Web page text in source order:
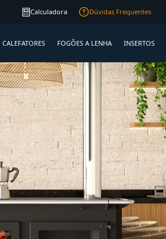
Calculadora Dúvidas Frequentes
CALEFATORES FOGÕES A LENHA INSERTOS